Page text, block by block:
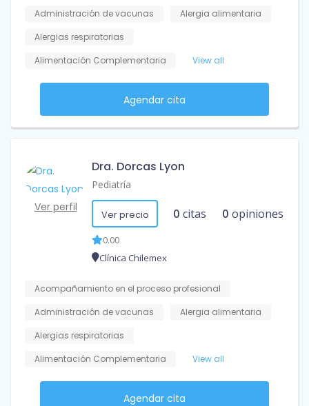
Administración de vacunas
Alergia alimentaria
Alergias respiratorias
Alimentación Complementaria
View all
Agendar cita
Ver perfil
Dra. Dorcas Lyon
Pediatría
Ver precio 0 citas 0 opiniones
0.00
Clínica Chilemex
Acompañamiento en el proceso profesional
Administración de vacunas
Alergia alimentaria
Alergias respiratorias
Alimentación Complementaria
View all
Agendar cita